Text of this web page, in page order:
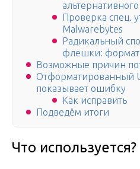
Проверка спец.
Malwarebytes
Радикальный
флешки:
Возможные причин
Отформатированный
показывает ошибку
Как исправить
Подведём итоги
Что используется?